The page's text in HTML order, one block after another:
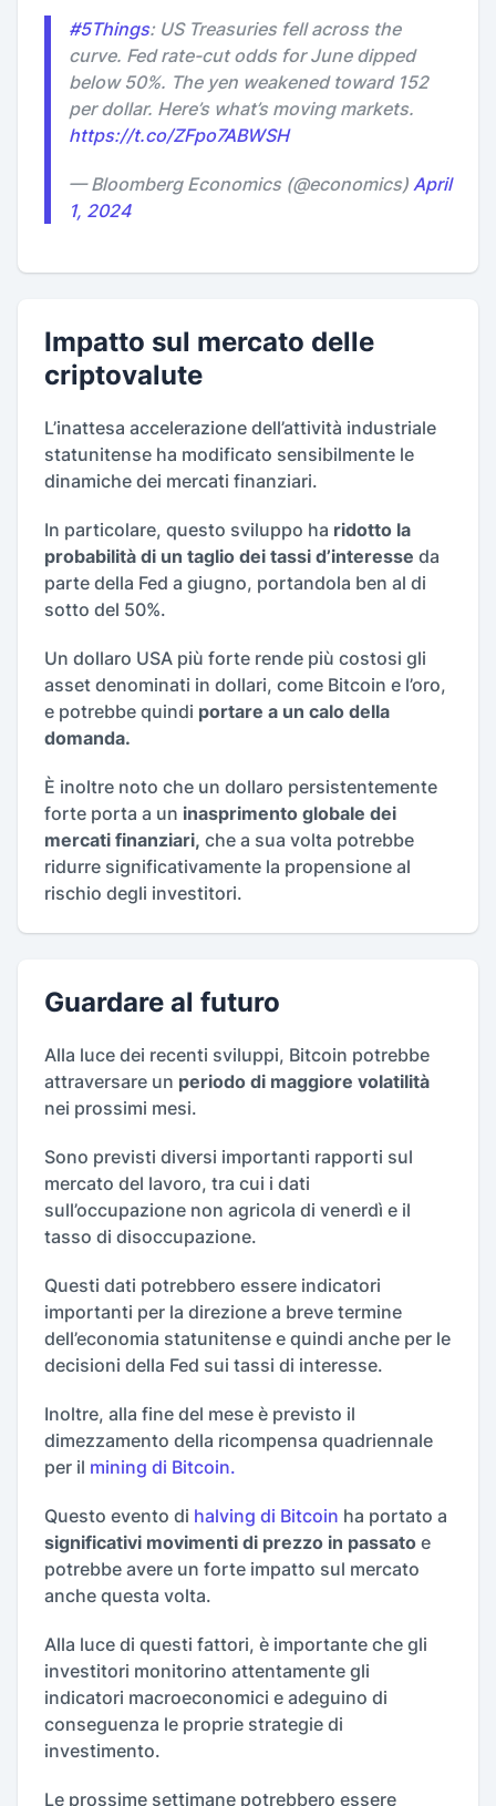
#5Things: US Treasuries fell across the
curve. Fed rate-cut odds for June dipped
below 50%. The yen weakened toward 152
per dollar. Here’s what’s moving markets.
https://t.co/ZFpo7ABWSH
— Bloomberg Economics (@economics) April
1, 2024
Impatto sul mercato delle
criptovalute
L’inattesa accelerazione dell’attività industriale
statunitense ha modificato sensibilmente le
dinamiche dei mercati finanziari.
In particolare, questo sviluppo ha ridotto la
probabilità di un taglio dei tassi d’interesse da
parte della Fed a giugno, portandola ben al di
sotto del 50%.
Un dollaro USA più forte rende più costosi gli
asset denominati in dollari, come Bitcoin e l’oro,
e potrebbe quindi portare a un calo della
domanda.
È inoltre noto che un dollaro persistentemente
forte porta a un inasprimento globale dei
mercati finanziari, che a sua volta potrebbe
ridurre significativamente la propensione al
rischio degli investitori.
Guardare al futuro
Alla luce dei recenti sviluppi, Bitcoin potrebbe
attraversare un periodo di maggiore volatilità
nei prossimi mesi.
Sono previsti diversi importanti rapporti sul
mercato del lavoro, tra cui i dati
sull’occupazione non agricola di venerdì e il
tasso di disoccupazione.
Questi dati potrebbero essere indicatori
importanti per la direzione a breve termine
dell’economia statunitense e quindi anche per le
decisioni della Fed sui tassi di interesse.
Inoltre, alla fine del mese è previsto il
dimezzamento della ricompensa quadriennale
per il mining di Bitcoin.
Questo evento di halving di Bitcoin ha portato a
significativi movimenti di prezzo in passato e
potrebbe avere un forte impatto sul mercato
anche questa volta.
Alla luce di questi fattori, è importante che gli
investitori monitorino attentamente gli
indicatori macroeconomici e adeguino di
conseguenza le proprie strategie di
investimento.
Le prossime settimane potrebbero essere